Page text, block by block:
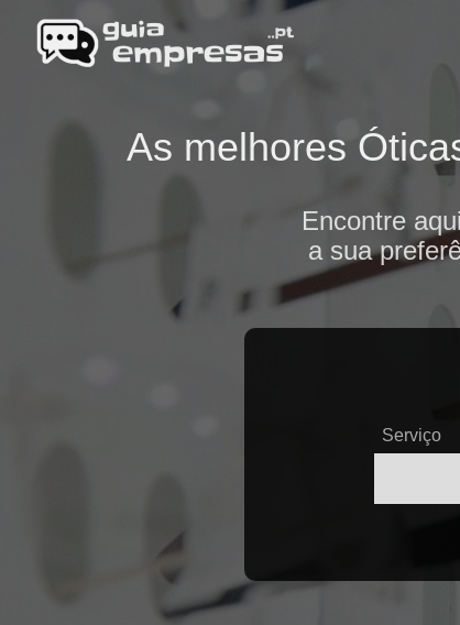
As melhores
Encontre
a sua
Serviço